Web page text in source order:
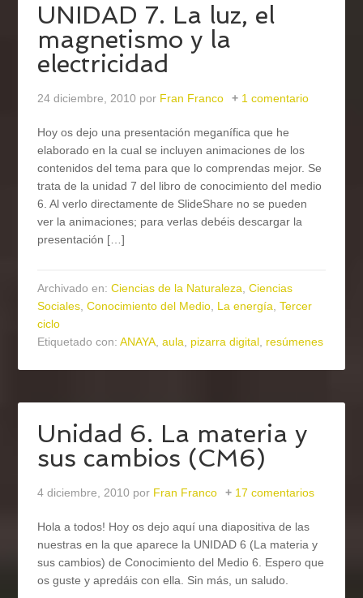
UNIDAD 7. La luz, el
magnetismo y la
electricidad
24 diciembre, 2010 por Fran Franco 1 comentario
Hoy os dejo una presentación meganífica que he
elaborado en la cual se incluyen animaciones de los
contenidos del tema para que lo comprendas mejor. Se
trata de la unidad 7 del libro de conocimiento del medio
6. Al verlo directamente de SlideShare no se pueden
ver la animaciones; para verlas debéis descargar la
presentación […]
Archivado en:Ciencias de la Naturaleza,Ciencias
Sociales,Conocimiento del Medio, La energía,Tercer
ciclo
Etiquetado con:ANAYA,aula, pizarra digital, resúmenes
Unidad 6. La materia y
sus cambios (CM6)
4 diciembre, 2010 por Fran Franco 17 comentarios
Hola a todos! Hoy os dejo aquí una diapositiva de las
nuestras en la que aparece la UNIDAD 6 (La materia y
sus cambios) de Conocimiento del Medio 6. Espero que
os guste y apredáis con ella. Sin más, un saludo.